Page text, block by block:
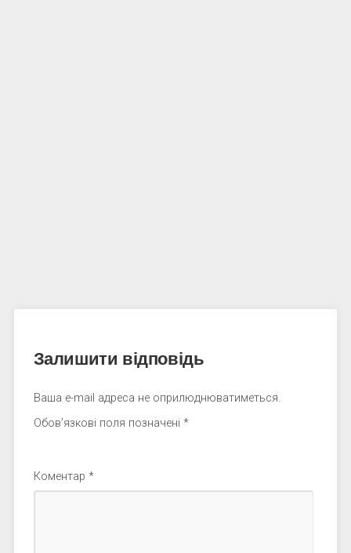
Залишити відповідь
Ваша e-mail адреса не оприлюднюватиметься.
Обов’язкові поля позначені *
Коментар *